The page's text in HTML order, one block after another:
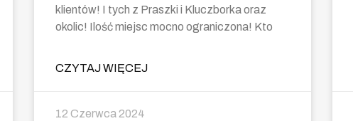
klientów! I tych z Praszki i Kluczborka oraz
okolic! Ilość miejsc mocno ograniczona! Kto
CZYTAJ WIĘCEJ
12 Czerwca 2024